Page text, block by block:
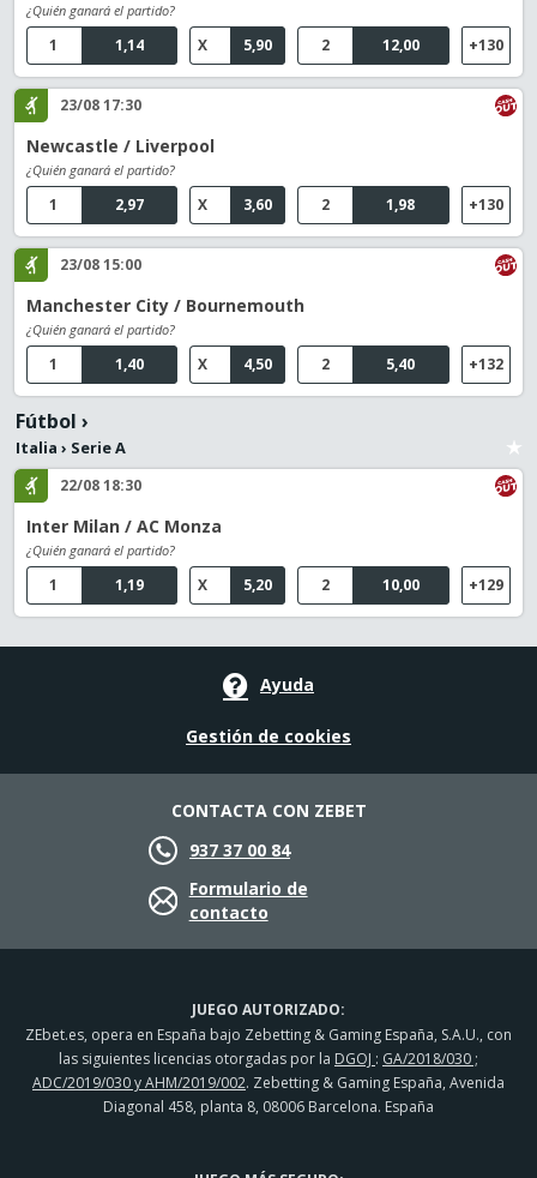
¿Quién ganará el partido?
1,14
1 5,90
X 12,00
2 +130
23/08 17:30
Newcastle / Liverpool
¿Quién ganará el partido?
2,97
1 3,60
X 1,98
2 +130
23/08 15:00
Manchester City / Bournemouth
¿Quién ganará el partido?
1,40
1 4,50
X 5,40
2 +132
Fútbol ›
Italia › Serie A
22/08 18:30
Inter Milan / AC Monza
¿Quién ganará el partido?
1,19
1 5,20
X 10,00
2 +129
JUEGO AUTORIZADO:
ZEbet.es, opera en España bajo Zebetting & Gaming España, S.A.U., con
las siguientes licencias otorgadas por la DGOJ : GA/2018/030 ;
ADC/2019/030 y AHM/2019/002. Zebetting & Gaming España, Avenida
Diagonal 458, planta 8, 08006 Barcelona. España
Ayuda
Gestión de cookies
CONTACTA CON ZEBET
937 37 00 84
Formulario de
contacto